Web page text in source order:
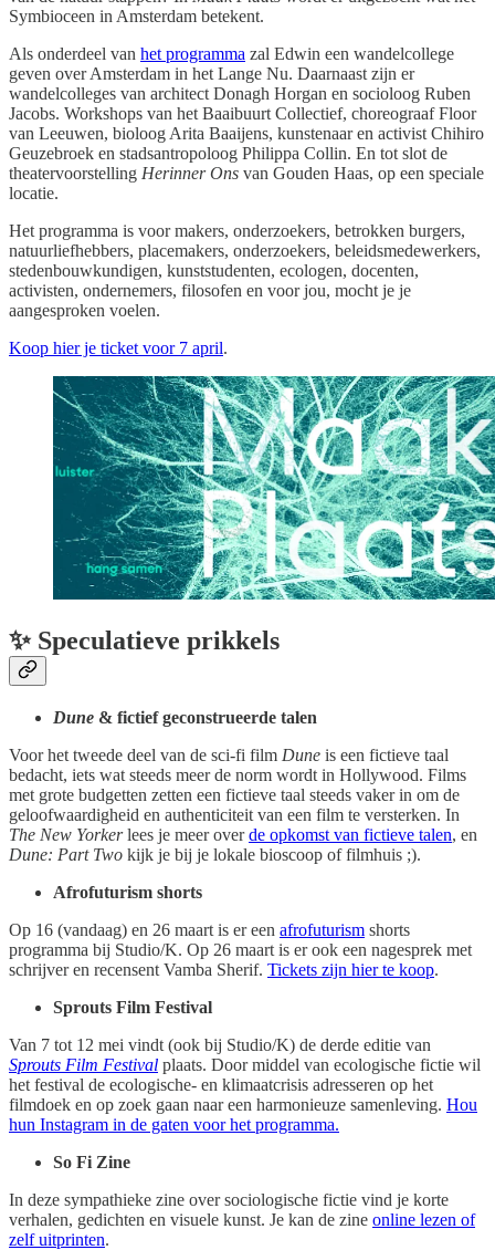
Symbioceen in Amsterdam betekent.
Als onderdeel van het programma zal Edwin een wandelcollege
geven over Amsterdam in het Lange Nu. Daarnaast zijn er
wandelcolleges van architect Donagh Horgan en socioloog Ruben
Jacobs. Workshops van het Baaibuurt Collectief, choreograaf Floor
van Leeuwen, bioloog Arita Baaijens, kunstenaar en activist Chihiro
Geuzebroek en stadsantropoloog Philippa Collin. En tot slot de
theatervoorstelling Herinner Ons van Gouden Haas, op een speciale
locatie.
Het programma is voor makers, onderzoekers, betrokken burgers,
natuurliefhebbers, placemakers, onderzoekers, beleidsmedewerkers,
stedenbouwkundigen, kunststudenten, ecologen, docenten,
activisten, ondernemers, filosofen en voor jou, mocht je je
aangesproken voelen.
Koop hier je ticket voor 7 april.
✨ Speculatieve prikkels
Dune & fictief geconstrueerde talen
Voor het tweede deel van de sci-fi film Dune is een fictieve taal
bedacht, iets wat steeds meer de norm wordt in Hollywood. Films
met grote budgetten zetten een fictieve taal steeds vaker in om de
geloofwaardigheid en authenticiteit van een film te versterken. In
The New Yorkerlees je meer overde opkomst van fictieve talen, en
Dune: Part Two kijk je bij je lokale bioscoop of filmhuis ;).
Afrofuturism shorts
Op 16 (vandaag) en 26 maart is er een afrofuturism shorts
programma bij Studio/K. Op 26 maart is er ook een nagesprek met
schrijver en recensent Vamba Sherif. Tickets zijn hier te koop.
Sprouts Film Festival
Van 7 tot 12 mei vindt (ook bij Studio/K) de derde editie van
Sprouts Film Festival plaats. Door middel van ecologische fictie wil
het festival de ecologische- en klimaatcrisis adresseren op het
filmdoek en op zoek gaan naar een harmonieuze samenleving. Hou
hun Instagram in de gaten voor het programma.
So Fi Zine
In deze sympathieke zine over sociologische fictie vind je korte
verhalen, gedichten en visuele kunst. Je kan de zine online lezen of
zelf uitprinten.